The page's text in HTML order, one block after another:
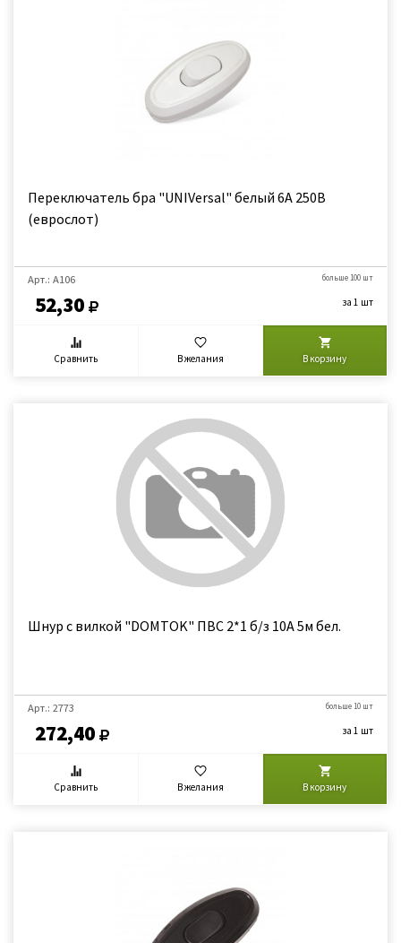
Переключатель бра "UNIVersal" белый 6А 250В
(еврослот)
Арт.: А106
52,30
больше 100 шт
за 1 шт
Сравнить В желания В корзину
Шнур с вилкой "DOMTOK" ПВС 2*1 б/з 10А 5м бел.
Арт.: 2773
272,40
больше 10 шт
за 1 шт
Сравнить В желания В корзину